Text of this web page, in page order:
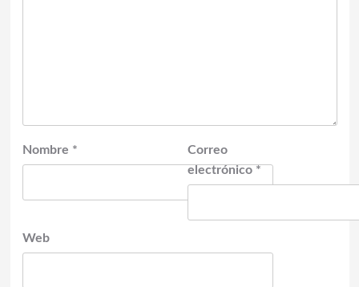
Nombre *
Correo
electrónico*
Web